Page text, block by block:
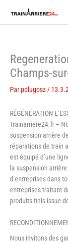
contenu
Champs-
Par pdlugosz /
RÉGÉNÉRATION
Trainarriere24.fr –
suspension arrière
réparations de train
est équipé d’une
la suspension
d’entreprises dans
entreprises traitant
produits finis issue
Nous invitons des